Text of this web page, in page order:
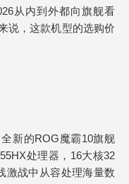
从内到外都向旗舰看
说，这款机型的选购价
新的ROG魔霸10旗舰
处理器，16大核32
激战中从容处理海量数